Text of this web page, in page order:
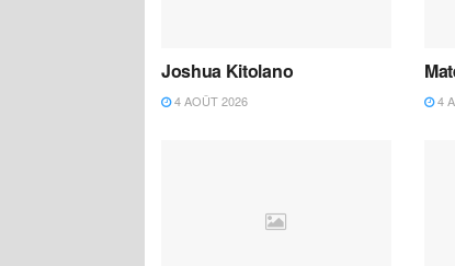
Joshua Kitolano
4 AOÛT 2026 4